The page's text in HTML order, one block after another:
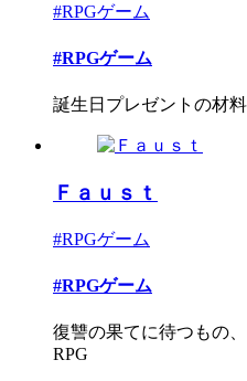
#RPGゲーム
#RPGゲーム
誕生日プレゼントの材
Ｆａｕｓｔ
#RPGゲーム
#RPGゲーム
復讐の果てに待つもの
RPG